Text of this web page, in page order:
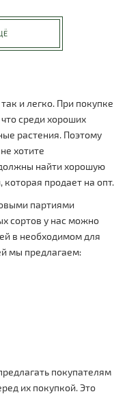
и легко. При покупке
среди хороших
растения. Поэтому
хотите
найти хорошую
продает на опт.
партиями
сортов у нас можно
в необходимом для
мы предлагаем:
покупателям
их покупкой. Это